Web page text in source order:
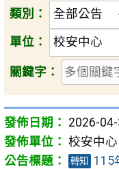
類別：
單位：
關鍵字：
2026-
校安中心
轉知
115